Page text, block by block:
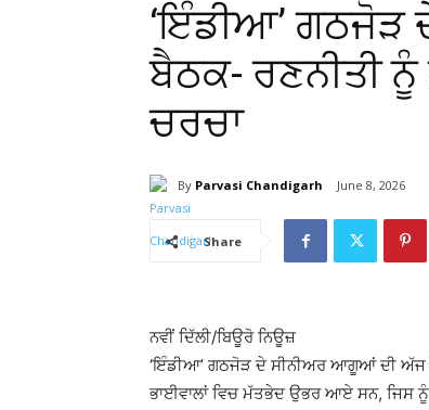
‘ਇੰਡੀਆ’ ਗਠਜੋੜ
ਬੈਠਕ- ਰਣਨੀਤੀ
ਚਰਚਾ
By Parvasi Chandigarh June 8, 2026
Share
ਨਵੀਂ ਦਿੱਲੀ/ਬਿਊਰੋ ਨਿਊਜ਼
‘ਇੰਡੀਆ’ ਗਠਜੋੜ ਦੇ ਸੀਨੀਅਰ ਆਗੂਆਂ ਦੀ ਅੱਜ
ਭਾਈਵਾਲਾਂ ਵਿਚ ਮੱਤਭੇਦ ਉਭਰ ਆਏ ਸਨ, ਜਿਸ